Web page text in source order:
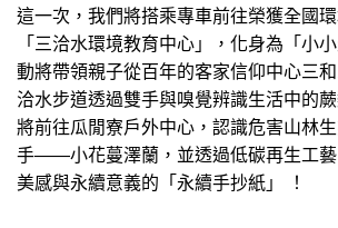
這一次，我們將搭乘專車前往榮獲全國
「三洽水環境教育中心」，化身為「小
動將帶領親子從百年的客家信仰中心三
洽水步道透過雙手與嗅覺辨識生活中的
將前往瓜閒寮戶外中心，認識危害山林
手——小花蔓澤蘭，並透過低碳再生工
美感與永續意義的「永續手抄紙」 ！